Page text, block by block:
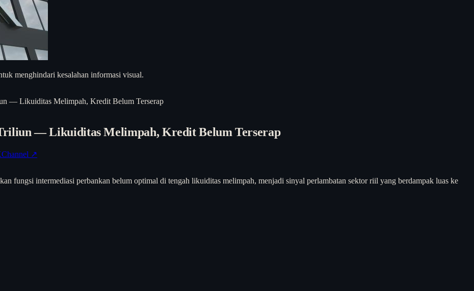
menghindari kesalahan informasi visual.
— Likuiditas Melimpah, Kredit Belum Terserap
— Likuiditas Melimpah, Kredit Belum Terserap
↗
fungsi intermediasi perbankan belum optimal di tengah likuiditas melimpah, menjadi sinyal perlambatan sektor riil yang berdampak luas ke